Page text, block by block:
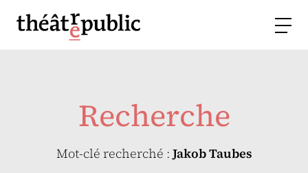
Recherche
Mot-clé recherché :Jakob Taubes